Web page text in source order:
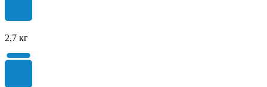
2,7 кг